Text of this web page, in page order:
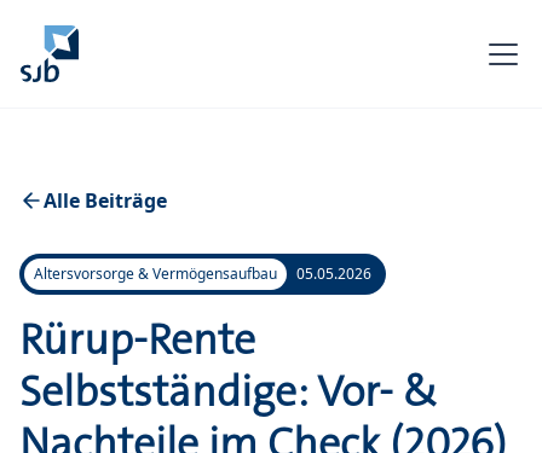
Alle Beiträge
Altersvorsorge & Vermögensaufbau 05.05.2026
Rürup-Rente
Selbstständige: Vor- &